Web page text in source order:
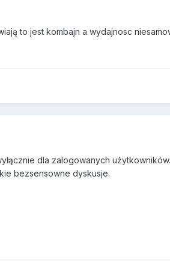
to jest kombajn a wydajnosc
dla zalogowanych
bezsensowne dyskusje.